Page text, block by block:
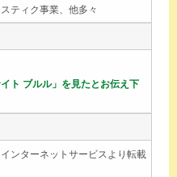
ティク事業、他多々
ト ブルル」を見たとお伝え下
ンターネットサービスより転載